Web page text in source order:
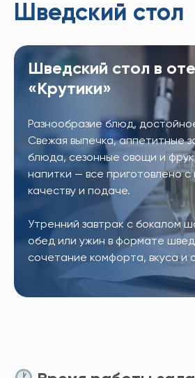
Тургояк"
Шведский стол
Шведский стол в
«Крутики»
Разнообразие блюд,
Свежая выпечка, аппетитные
блюда, сезонные овощи и
напитки — все приготовлено с
качеству и подаче.
Утренний завтрак с бокалом
обед или ужин в формате
сочетание комфорта, вкуса и